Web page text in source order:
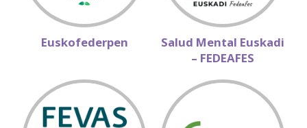
Euskofederpen
Salud Mental Euskadi
– FEDEAFES